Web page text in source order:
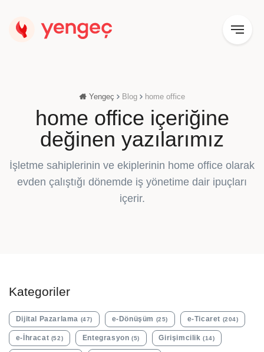
Yengeç Blog home office
home office içeriğine
değinen yazılarımız
İşletme sahiplerinin ve ekiplerinin home office olarak
evden çalıştığı dönemde iş yönetime dair ipuçları
içerir.
Kategoriler
Dijital Pazarlama (47) e-Dönüşüm (25) e-Ticaret (204)
e-İhracat (52) Entegrasyon (5) Girişimcilik (14)